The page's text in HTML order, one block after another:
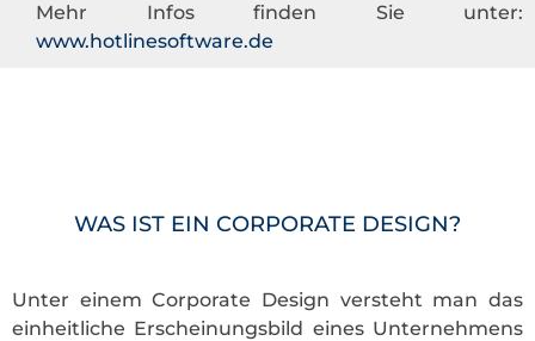
Mehr Infos finden Sie unter:
www.hotlinesoftware.de
WAS IST EIN CORPORATE DESIGN?
Unter einem Corporate Design versteht man das
einheitliche Erscheinungsbild eines Unternehmens